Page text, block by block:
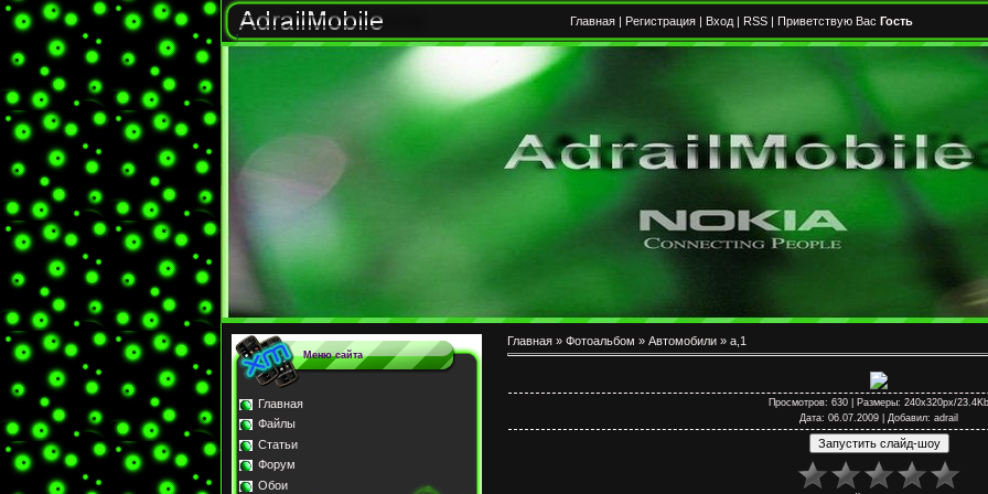
Главная| Регистрация| Вход| RSS| Приветствую Вас Гость
Меню сайта
Главная
Файлы
Статьи
Форум
Обои
Главная » Фотоальбом » Автомобили » a,1
Просмотров: 630 | Размеры: 240x320px/23.4Kb
Дата: 06.07.2009 | Добавил: adrail